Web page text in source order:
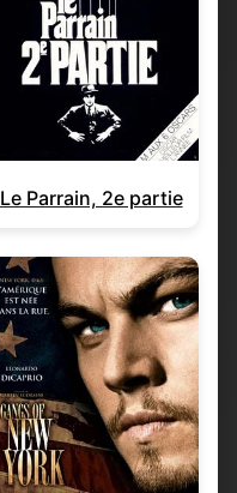
Le Parrain, 2e partie